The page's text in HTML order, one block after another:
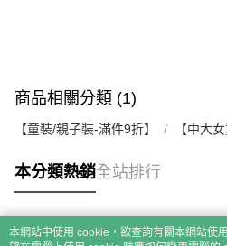
商品相關分類 (1)
【童裝/親子裝-滿件9折】 【中大
本分類熱銷全站排行
熱門標籤
本網站中使用 cookie，欲查詢有關本網站使